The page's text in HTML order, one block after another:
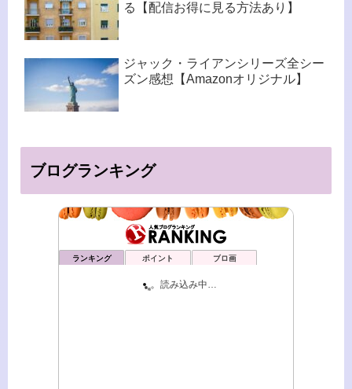
る【配信お得に見る方法あり】
ジャック・ライアンシリーズ全シー
ズン感想【Amazonオリジナル】
ブログランキング
ランキング ポイント ブロ画
猫耳のドラマ生活